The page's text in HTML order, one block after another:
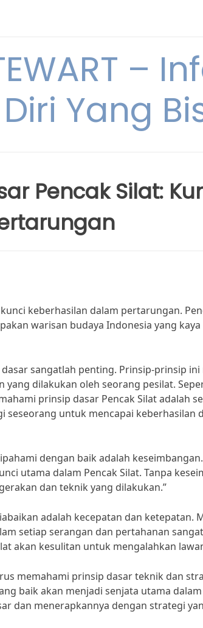
–
Yang
Pencak Silat:
keberhasilan dalam pertarungan.
warisan budaya Indonesia yang
sangatlah penting. Prinsip-prinsip ini
dilakukan oleh seorang pesilat.
prinsip dasar Pencak Silat adalah
seseorang untuk mencapai keberhasilan
dengan baik adalah
utama dalam Pencak Silat. Tanpa
dan teknik yang dilakukan.”
adalah kecepatan dan ketepatan.
setiap serangan dan pertahanan
akan kesulitan untuk mengalahkan
memahami prinsip dasar teknik dan
baik akan menjadi senjata utama
dan menerapkannya dengan strategi